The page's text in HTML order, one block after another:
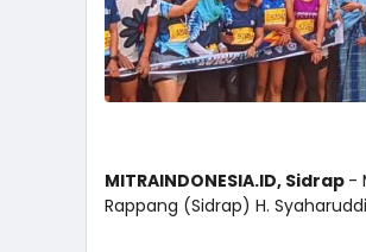
MITRAINDONESIA.ID, Sidrap -
Rappang (Sidrap) H.